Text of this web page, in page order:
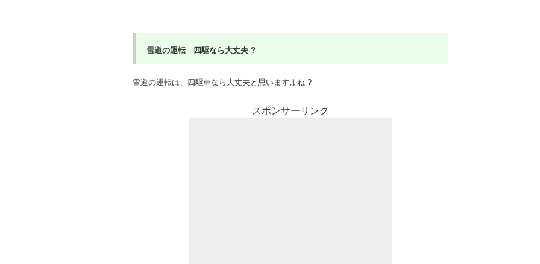
雪道の運転 四駆なら大丈夫 ?
雪道の運転は、四駆車なら大丈夫と思いますよね ?
スポンサーリンク